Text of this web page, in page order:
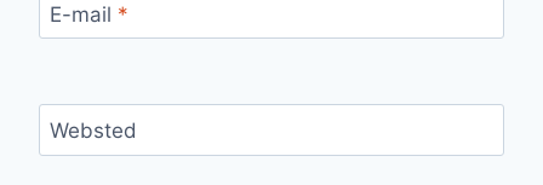
E-mail *
Websted